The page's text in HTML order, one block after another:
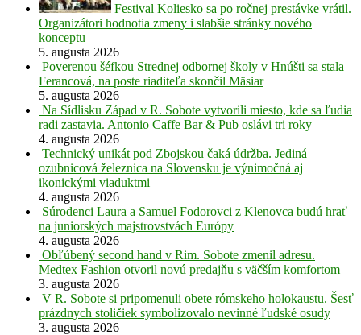
Festival Koliesko sa po ročnej prestávke vrátil.
Organizátori hodnotia zmeny i slabšie stránky nového
konceptu
5. augusta 2026
Poverenou šéfkou Strednej odbornej školy v Hnúšti sa stala
Ferancová, na poste riaditeľa skončil Mäsiar
5. augusta 2026
Na Sídlisku Západ v R. Sobote vytvorili miesto, kde sa ľudia
radi zastavia. Antonio Caffe Bar & Pub oslávi tri roky
4. augusta 2026
Technický unikát pod Zbojskou čaká údržba. Jediná
ozubnicová železnica na Slovensku je výnimočná aj
ikonickými viaduktmi
4. augusta 2026
Súrodenci Laura a Samuel Fodorovci z Klenovca budú hrať
na juniorských majstrovstvách Európy
4. augusta 2026
Obľúbený second hand v Rim. Sobote zmenil adresu.
Medtex Fashion otvoril novú predajňu s väčším komfortom
3. augusta 2026
V R. Sobote si pripomenuli obete rómskeho holokaustu. Šesť
prázdnych stoličiek symbolizovalo nevinné ľudské osudy
3. augusta 2026